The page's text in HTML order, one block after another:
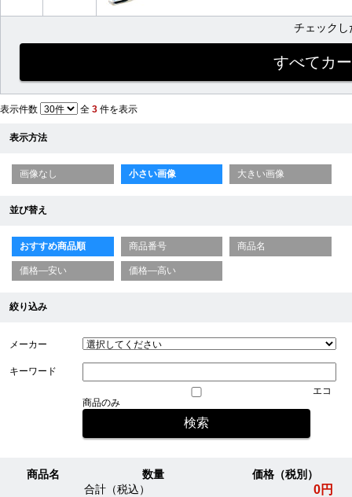
チェック
表示件数 全 3 件を表示
表示方法
画像なし 小さい画像 大きい画像
並び替え
おすすめ商品順 商品番号 商品名
価格—安い 価格—高い
絞り込み
メーカー
キーワード
エコ
商品のみ
商品名 数量
価格（税別）
合計（税込）
0円